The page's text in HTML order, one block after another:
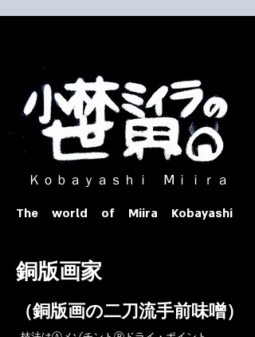
ｏｂａｙａｓｈｉ Ⅿｉｉｒａ​
The world of Miira Kobayashi
​銅版画家
​（銅版画の二刀流手前味噌）